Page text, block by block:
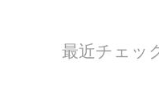
最近チェッ